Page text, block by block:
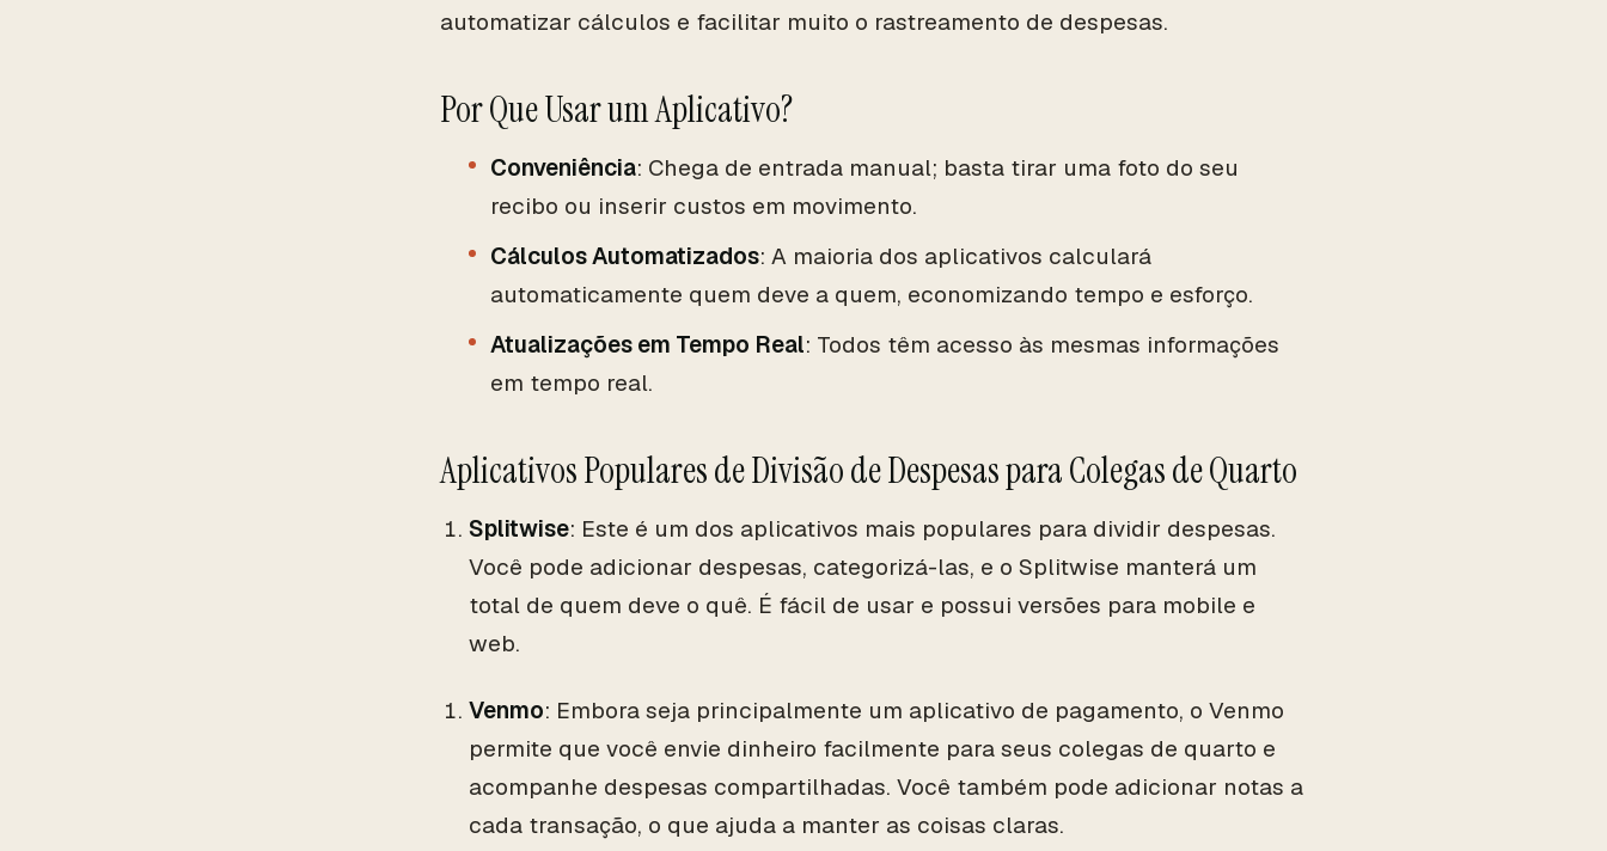
automatizar cálculos e facilitar muito o rastreamento de despesas.
Por Que Usar um Aplicativo?
Conveniência: Chega de entrada manual; basta tirar uma foto do seu
recibo ou inserir custos em movimento.
Cálculos Automatizados: A maioria dos aplicativos calculará
automaticamente quem deve a quem, economizando tempo e esforço.
Atualizações em Tempo Real: Todos têm acesso às mesmas informações
em tempo real.
Aplicativos Populares de Divisão de Despesas para Colegas de Quarto
Splitwise: Este é um dos aplicativos mais populares para dividir despesas.
Você pode adicionar despesas, categorizá-las, e o Splitwise manterá um
total de quem deve o quê. É fácil de usar e possui versões para mobile e
web.
Venmo: Embora seja principalmente um aplicativo de pagamento, o Venmo
permite que você envie dinheiro facilmente para seus colegas de quarto e
acompanhe despesas compartilhadas. Você também pode adicionar notas a
cada transação, o que ajuda a manter as coisas claras.